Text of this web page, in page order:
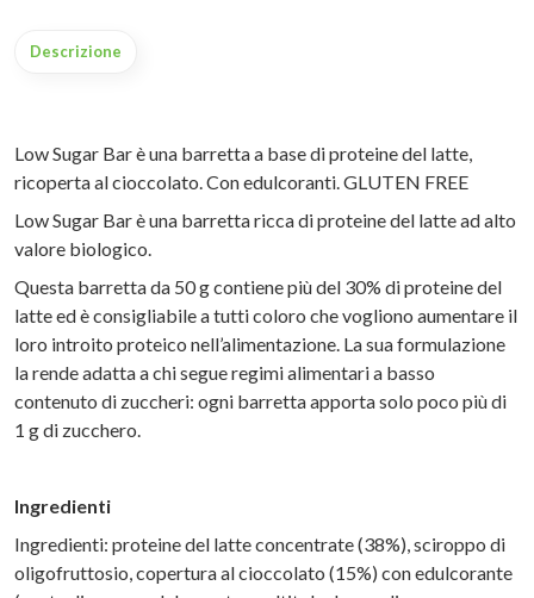
Descrizione
Low Sugar Bar è una barretta a base di proteine del latte,
ricoperta al cioccolato. Con edulcoranti. GLUTEN FREE
Low Sugar Bar è una barretta ricca di proteine del latte ad alto
valore biologico.
Questa barretta da 50 g contiene più del 30% di proteine del
latte ed è consigliabile a tutti coloro che vogliono aumentare il
loro introito proteico nell’alimentazione. La sua formulazione
la rende adatta a chi segue regimi alimentari a basso
contenuto di zuccheri: ogni barretta apporta solo poco più di
1 g di zucchero.
Ingredienti
Ingredienti: proteine del latte concentrate (38%), sciroppo di
oligofruttosio, copertura al cioccolato (15%) con edulcorante